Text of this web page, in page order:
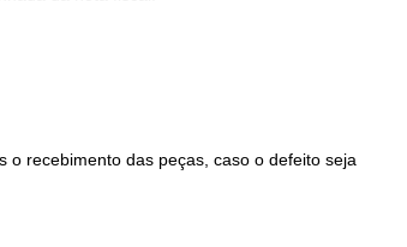
recebimento das peças, caso o defeito seja